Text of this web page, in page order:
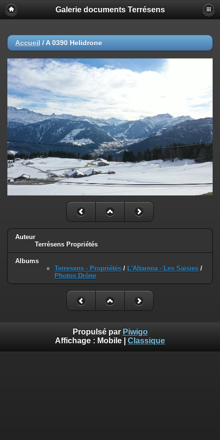
Galerie documents Terrésens
Accueil / A 0390 Helidrone
Auteur
Terrésens Propriétés
Albums
Terresens - Propriétés / L'Altarena - Les Saisies /
Photos Drône
Propulsé par Piwigo
Affichage : Mobile Classique